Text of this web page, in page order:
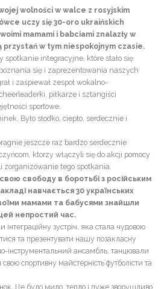
wolności w walce z rosyjskim
uczy się 30-oro ukraińskich
mamami i babciami znalazły w
przystań w tym niespokojnym czasie.
spotkanie integracyjne, które stało się
się i zaprezentowania naszych
i zaśpiewał zespoł wokalno-
piłkarze i sztangiści
sportowe.
Było słodko, ciepło, serdecznie i
jeszcze raz bardzo serdecznie
ktorzy włączyli się do akcji pomocy
zorganizowanie tego spotkania.
свободу в боротьбі з російським
навчається 30 українських
мамами та бабусями знайшли
непростий час.
інтеграційну зустріч, яка стала чудовою
та презентувати нашу позакласну
інструментальний ансамбль, танцювали
спортивну майстерність футболісти та
Це було мило, тепло і дуже зворушливо.